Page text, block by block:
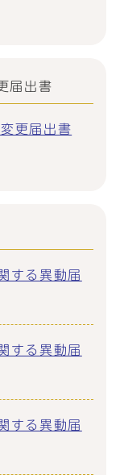
届出書
更届出書
する異動届
する異動届
する異動届